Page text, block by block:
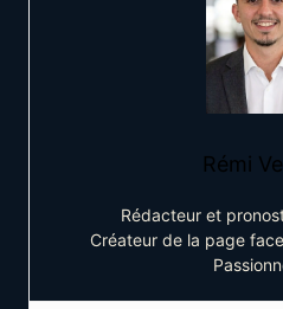
Rémi
Rédacteur et
Créateur de la page